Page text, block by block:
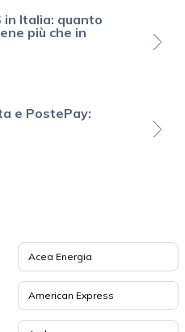
in Italia: quanto
più che in
e PostePay:
Acea Energia
American Express